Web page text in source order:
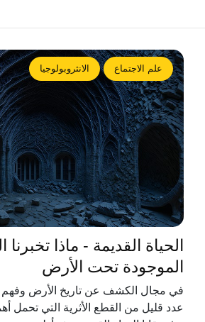
علم الاجتماع الانثروبولوجيا
الحياة القديمة - ماذا تخبرنا
الموجودة تحت الأرض
في مجال الكشف عن تاريخ الأرض وفهم
عدد قليل من القطع الأثرية التي تحمل